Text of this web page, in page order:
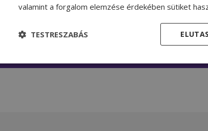
Szolgálat nővéreivel felvettem a kapcsolatot, még
volna. És ez egy olyan támasz volt, ami nélkül biztos nem
Ő mindent elmondott aznap este. Onnantól kezdve ez a
nem volt bennem, mert nem volt mitől félni.”
valamint a forgalom elemzése érdekében sütiket
TESTRESZABÁS